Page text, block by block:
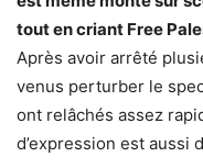
tout en criant Free
Après avoir arrêté
venus perturber le
ont relâchés assez
d’expression est aussi